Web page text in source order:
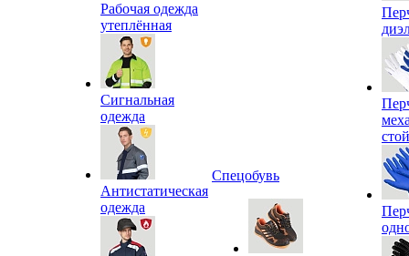
Рабочая одежда
утеплённая
Сигнальная
одежда
Антистатическая
одежда
Спецобувь